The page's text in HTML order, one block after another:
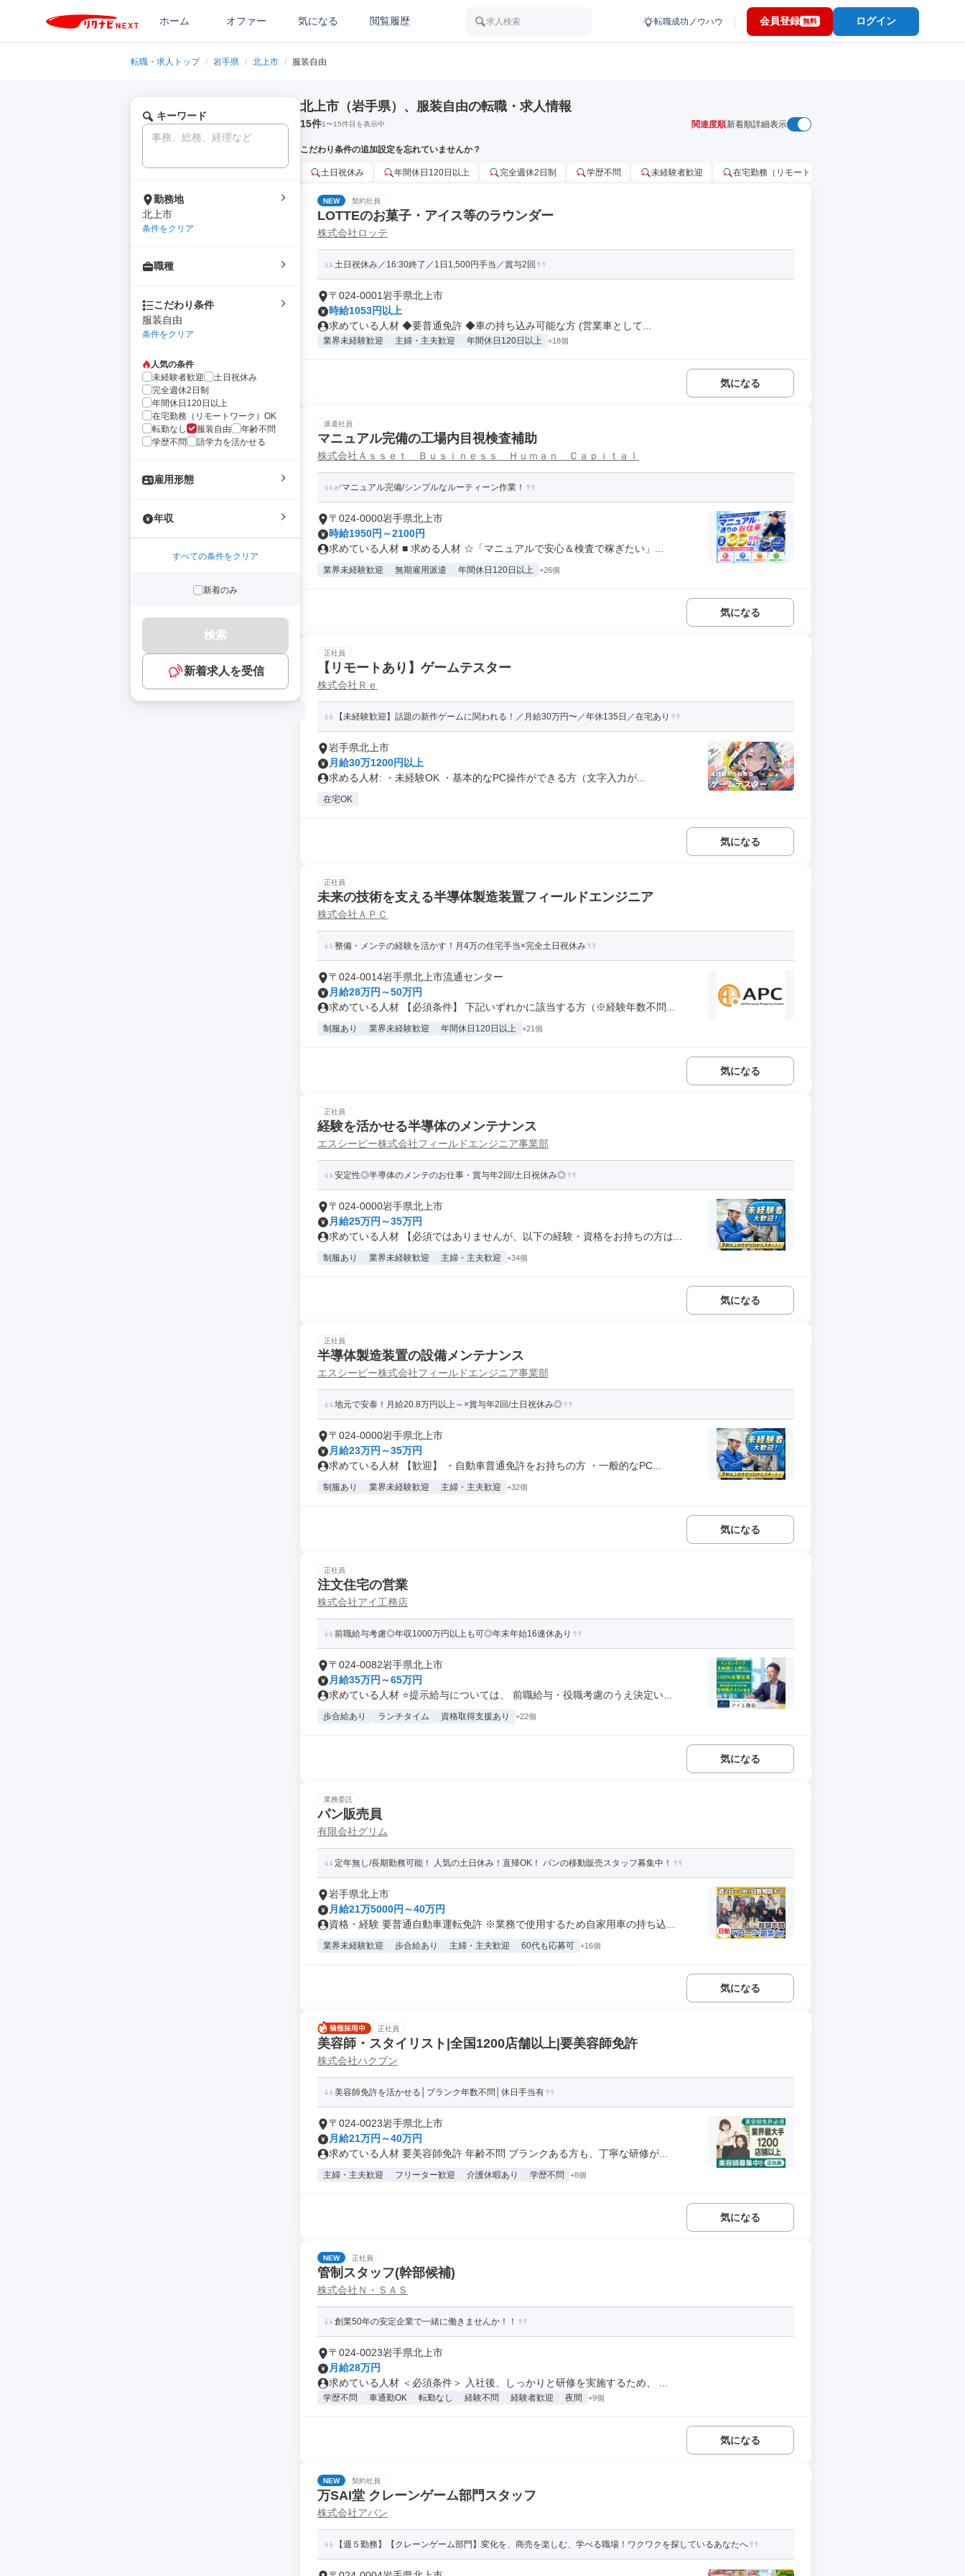
ホーム オファー 気になる 閲覧履歴 求人検索 転職成功ノウハウ 会員登録 無料 ログイン
転職・求人トップ / 岩手県 / 北上市 / 服装自由
キーワード
勤務地
北上市
条件をクリア
職種
こだわり条件
服装自由
条件をクリア
人気の条件
未経験者歓迎
土日祝休み
完全週休2日制
年間休日120日以上
在宅勤務（リモートワーク）OK
転勤なし
服装自由
年齢不問
学歴不問
語学力を活かせる
雇用形態
年収
すべての条件をクリア
新着のみ
検索
新着求人を受信
北上市（岩手県）、服装自由の転職・求人情報
15件1〜15件目を表示中 関連度順新着順詳細表示
こだわり条件の追加設定を忘れていませんか？
土日祝休み 年間休日120日以上 完全週休2日制 学歴不問 未経験者歓迎 在宅勤務（リモートワーク）OK
NEW 契約社員
LOTTEのお菓子・アイス等のラウンダー
株式会社ロッテ
土日祝休み／16:30終了／1日1,500円手当／賞与2回
〒024-0001岩手県北上市
時給1053円以上
求めている人材 ◆要普通免許 ◆車の持ち込み可能な方 (営業車として...
業界未経験歓迎 主婦・主夫歓迎 年間休日120日以上 +18個
気になる
派遣社員
マニュアル完備の工場内目視検査補助
株式会社Ａｓｓｅｔ Ｂｕｓｉｎｅｓｓ Ｈｕｍａｎ Ｃａｐｉｔａｌ
✅マニュアル完備/シンプルなルーティーン作業！
〒024-0000岩手県北上市
時給1950円～2100円
求めている人材 ■ 求める人材 ☆「マニュアルで安心＆検査で稼ぎたい」...
業界未経験歓迎 無期雇用派遣 年間休日120日以上 +26個
気になる
正社員
【リモートあり】ゲームテスター
株式会社Ｒｅ
【未経験歓迎】話題の新作ゲームに関われる！／月給30万円〜／年休135日／在宅あり
岩手県北上市
月給30万1200円以上
求める人材: ・未経験OK ・基本的なPC操作ができる方（文字入力が...
在宅OK
気になる
正社員
未来の技術を支える半導体製造装置フィールドエンジニア
株式会社ＡＰＣ
整備・メンテの経験を活かす！月4万の住宅手当×完全土日祝休み
〒024-0014岩手県北上市流通センター
月給28万円～50万円
求めている人材 【必須条件】 下記いずれかに該当する方（※経験年数不問...
制服あり 業界未経験歓迎 年間休日120日以上 +21個
気になる
正社員
経験を活かせる半導体のメンテナンス
エスシーピー株式会社フィールドエンジニア事業部
安定性◎半導体のメンテのお仕事・賞与年2回/土日祝休み◎
〒024-0000岩手県北上市
月給25万円～35万円
求めている人材 【必須ではありませんが、以下の経験・資格をお持ちの方は...
制服あり 業界未経験歓迎 主婦・主夫歓迎 +34個
気になる
正社員
半導体製造装置の設備メンテナンス
エスシーピー株式会社フィールドエンジニア事業部
地元で安泰！月給20.8万円以上～×賞与年2回/土日祝休み◎
〒024-0000岩手県北上市
月給23万円～35万円
求めている人材 【歓迎】 ・自動車普通免許をお持ちの方 ・一般的なPC...
制服あり 業界未経験歓迎 主婦・主夫歓迎 +32個
気になる
正社員
注文住宅の営業
株式会社アイ工務店
前職給与考慮◎年収1000万円以上も可◎年末年始16連休あり
〒024-0082岩手県北上市
月給35万円～65万円
求めている人材 ⭐提示給与については、 前職給与・役職考慮のうえ決定い...
歩合給あり ランチタイム 資格取得支援あり +22個
気になる
業務委託
パン販売員
有限会社グリム
定年無し/長期勤務可能！ 人気の土日休み！直帰OK！ パンの移動販売スタッフ募集中！
岩手県北上市
月給21万5000円～40万円
資格・経験 要普通自動車運転免許 ※業務で使用するため自家用車の持ち込...
業界未経験歓迎 歩合給あり 主婦・主夫歓迎 60代も応募可 +16個
気になる
正社員
美容師・スタイリスト|全国1200店舗以上|要美容師免許
株式会社ハクブン
美容師免許を活かせる│ブランク年数不問│休日手当有
〒024-0023岩手県北上市
月給21万円～40万円
求めている人材 要美容師免許 年齢不問 ブランクある方も、丁寧な研修が...
主婦・主夫歓迎 フリーター歓迎 介護休暇あり 学歴不問 +8個
気になる
NEW 正社員
管制スタッフ(幹部候補)
株式会社Ｎ・ＳＡＳ
創業50年の安定企業で一緒に働きませんか！！
〒024-0023岩手県北上市
月給28万円
求めている人材 ＜必須条件＞ 入社後、しっかりと研修を実施するため、 ...
学歴不問 車通勤OK 転勤なし 経験不問 経験者歓迎 夜間 +9個
気になる
NEW 契約社員
万SAI堂 クレーンゲーム部門スタッフ
株式会社アバン
【週５勤務】【クレーンゲーム部門】変化を、商売を楽しむ、学べる職場！ワクワクを探しているあなたへ